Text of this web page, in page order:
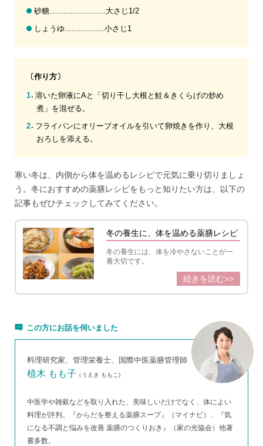
砂糖........................大さじ1/2
しょうゆ.................小さじ1
〔作り方〕
溶いた卵液にAと「切り干し大根と鮭＆きくらげの炒め
煮」を混ぜる。
フライパンにオリーブオイルを引いて卵焼きを作り、大根
おろしを添える。
寒い冬は、内側から体を温めるレシピで元気に乗り切りましょ
う。冬におすすめの薬膳レシピをもっと知りたい方は、以下の
記事もぜひチェックしてみてください。
冬の養生に、体を温める薬膳レシピ
冬の養生には、体を冷やさないことが一
番大切です。
続きを読む>>
この方にお話を伺いました
料理研究家、管理栄養士、国際中医薬膳管理師
植木 もも子 （うえき ももこ)
中医学や雑穀などを取り入れた、美味しいだけでなく、体によい
料理が評判。『からだを整える薬膳スープ』（マイナビ）、『気
になる不調と悩みを改善 薬膳のつくりおき』（家の光協会）他著
書多数。